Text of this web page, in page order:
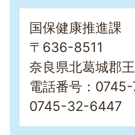
国保健康推進課
〒636-8511
奈良県北葛城郡
電話番号：
0745-32-6447